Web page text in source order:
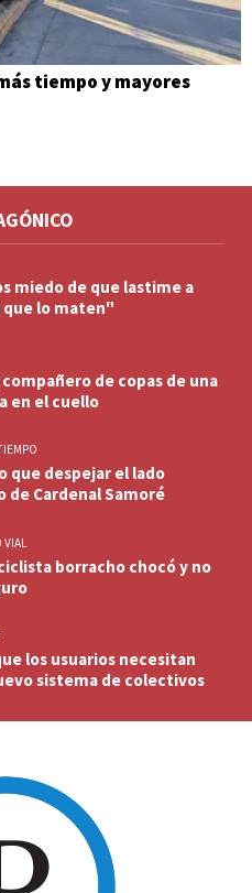
tiempo y mayores
miedo de que lastime a
que lo maten"
compañero de copas de una
en el cuello
que despejar el lado
de Cardenal Samoré
borracho chocó y no
los usuarios necesitan
sistema de colectivos